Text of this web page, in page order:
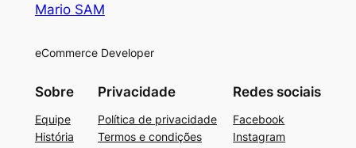
Mario SAM
eCommerce Developer
Sobre
Equipe
História
Privacidade
Política de privacidade
Termos e condições
Redes sociais
Facebook
Instagram